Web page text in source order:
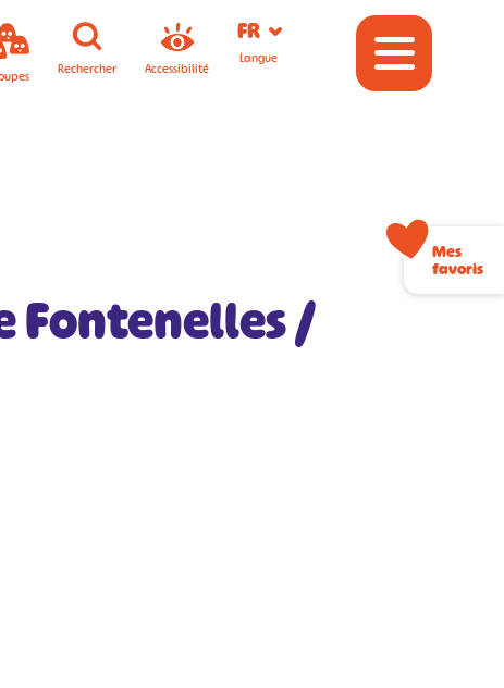
Rechercher Accessibilité
FR
Langue
Fontenelles /
Mes
favoris